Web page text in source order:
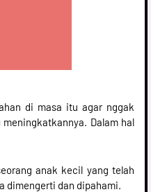
di masa itu agar nggak
Dalam hal
anak kecil yang telah
dimengerti dan dipahami.